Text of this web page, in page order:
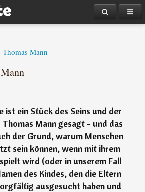
Thomas Mann
ist ein Stück des Seins und der
Thomas Mann gesagt - und das
der Grund, warum Menschen
sein können, wenn mit ihrem
wird (oder in unserem Fall
des Kindes, den die Eltern
ausgesucht haben und